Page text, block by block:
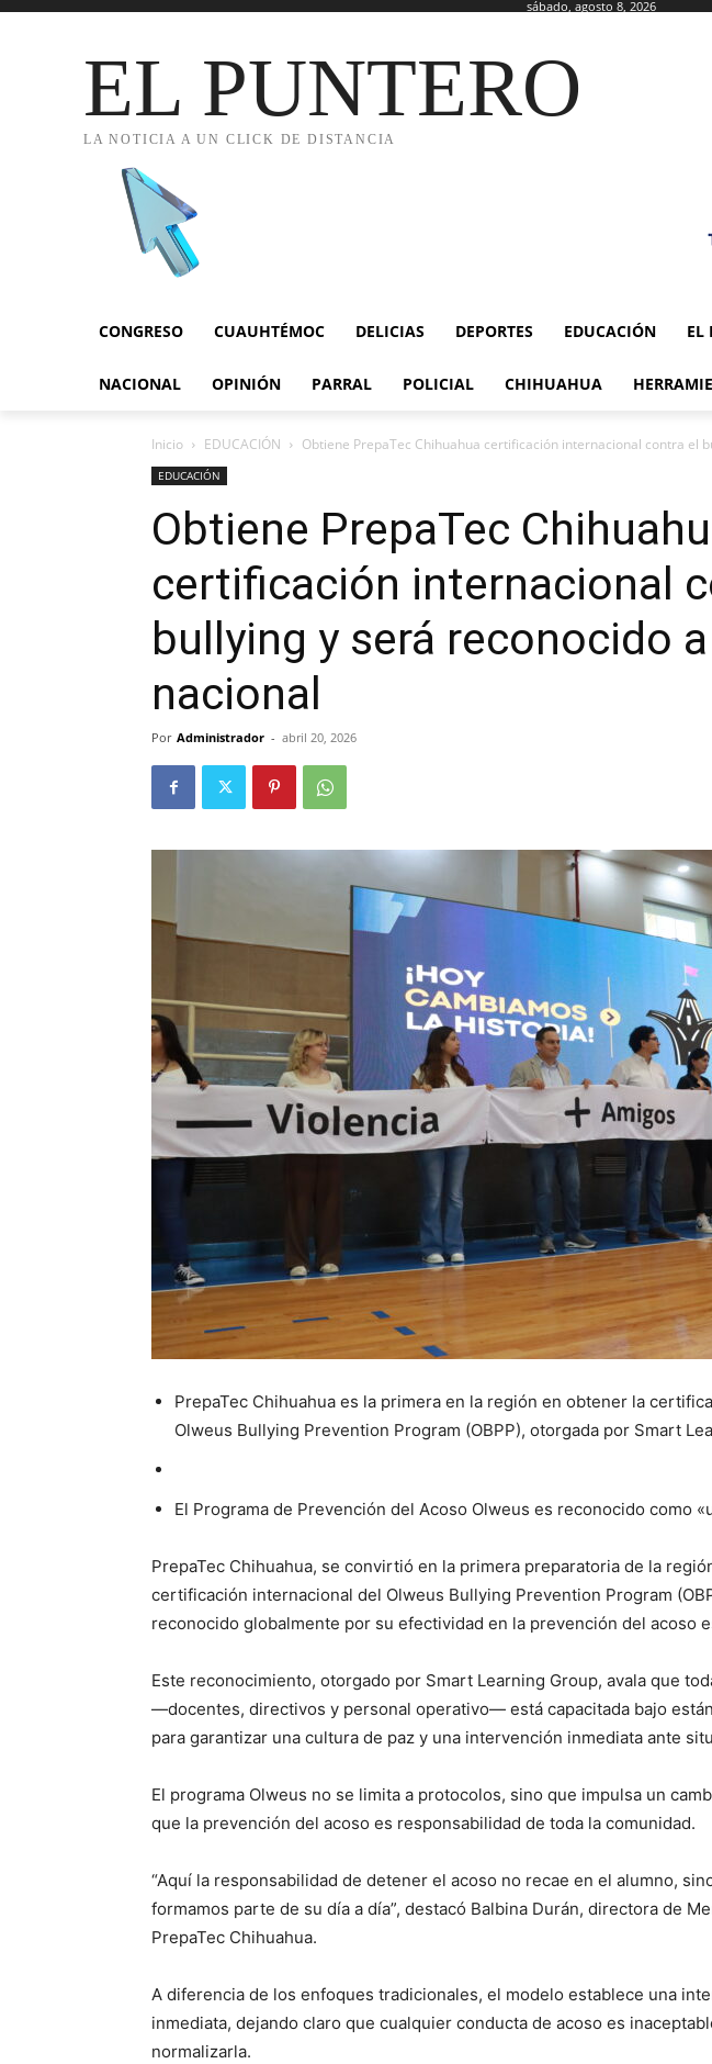
sábado, agosto 8, 2026
EL PUNTERO
LA NOTICIA A UN CLICK DE DISTANCIA
CONGRESO CUAUHTÉMOC DELICIAS DEPORTES EDUCACIÓN EL
NACIONAL OPINIÓN PARRAL POLICIAL CHIHUAHUA
Inicio EDUCACIÓN Obtiene PrepaTec Chihuahua certificación internacional contra el
EDUCACIÓN
Obtiene PrepaTec
certificación internacional
bullying y será reconocido a
nacional
Por Administrador - abril 20, 2026
PrepaTec Chihuahua es la primera en la región en obtener la
Olweus Bullying Prevention Program (OBPP), otorgada por Smart
El Programa de Prevención del Acoso Olweus es reconocido como
PrepaTec Chihuahua, se convirtió en la primera preparatoria de la
certificación internacional del Olweus Bullying Prevention Program
reconocido globalmente por su efectividad en la prevención del acoso
Este reconocimiento, otorgado por Smart Learning Group, avala que
—docentes, directivos y personal operativo— está capacitada bajo
para garantizar una cultura de paz y una intervención inmediata ante
El programa Olweus no se limita a protocolos, sino que impulsa un
que la prevención del acoso es responsabilidad de toda la comunidad.
“Aquí la responsabilidad de detener el acoso no recae en el alumno,
formamos parte de su día a día”, destacó Balbina Durán, directora de
PrepaTec Chihuahua.
A diferencia de los enfoques tradicionales, el modelo establece una
inmediata, dejando claro que cualquier conducta de acoso es
normalizarla.